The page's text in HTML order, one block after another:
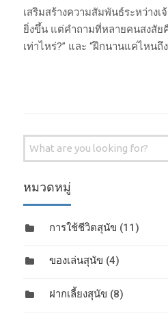
ON
เสริมสร้างความสัมพันธ์ระหว่าง
ยิ่งขึ้น แต่คำถามที่หลายคนสงสัย
เท่าไหร่?” และ “ฝึกนานแค่ไหนถึ
Search
หมวดหมู่
การใช้ชีวิตสุนัข (11)
ของเล่นสุนัข (4)
ฝากเลี้ยงสุนัข (8)